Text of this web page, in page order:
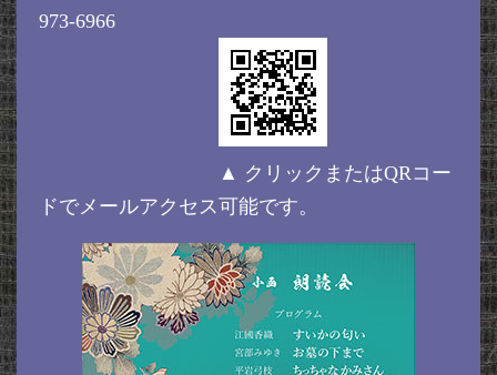
973-6966
▲ クリックまたはQRコー
ドでメールアクセス可能です。